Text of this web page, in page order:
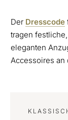
Der Dresscode
tragen
eleganten
Accessoires an